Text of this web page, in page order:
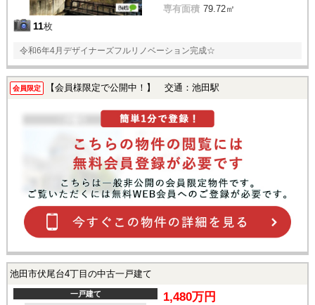
11枚
専有面積 79.72㎡
令和6年4月デザイナーズフルリノベーション完成☆
会員限定 【会員様限定で公開中！】 交通：池田駅
池田市伏尾台4丁目の中古一戸建て
一戸建て 1,480万円